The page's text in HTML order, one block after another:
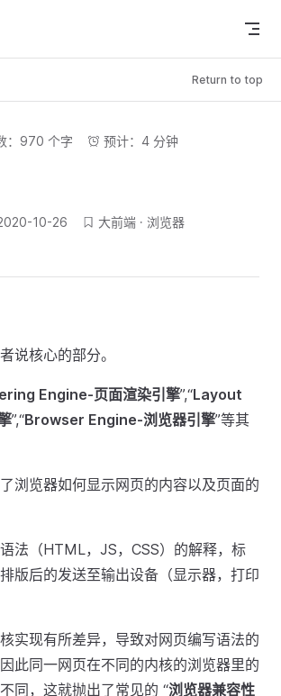
Return to top
：970 个字 预计：4 分钟
10-26 大前端 浏览器
说核心的部分。
Engine-页面渲染引擎”,“Layout
”,“Browser Engine-浏览器引擎”等其
浏览器如何显示网页的内容以及页面的
法（HTML，JS，CSS）的解释，标
版后的发送至输出设备（显示器，打印
实现有所差异，导致对网页编写语法的
此同一网页在不同的内核的浏览器里的
同，这就抛出了常见的 “浏览器兼容性